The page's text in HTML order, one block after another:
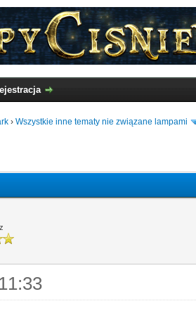
› Wszystkie inne tematy nie związane lampami